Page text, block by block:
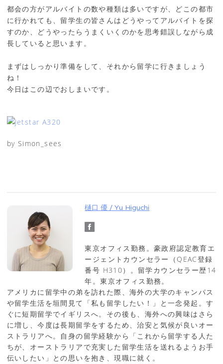
都会の方がアルバイトの数や種類は多いですが、どこの都市
に行かれても、留学生の皆さんはどうやってアルバイトを探
すのか、どうやったらうまくいくのかを思考錯誤しながら成
長していると思います。
まずはしっかり準備をして、それから留学に行きましょう
ね！
今日はこの辺でおしまいです。
by Simon_sees
樋口 優 / Yu Higuchi
東京オフィス勤務。豪政府認定教育エ
ージェントカウンセラー（QEAC登録
番号 H310）。留学カウンセラー歴14
年。東京オフィス勤務。
アメリカに留学中の弟を訪れた際、海外の大学のキャンパス
や留学生活を垣間見て「私も留学したい！」と一念発起。す
ぐに短期留学でイギリスへ。その後も、海外への興味はさら
に増し、今度は長期留学をするため、治安と気候が良いオー
ストラリアへ。自身の留学経験から「これから留学する人た
ちが、オーストラリアで充実した留学生活を送れるようお手
伝いしたい」との思いを抱き、現職に就く。